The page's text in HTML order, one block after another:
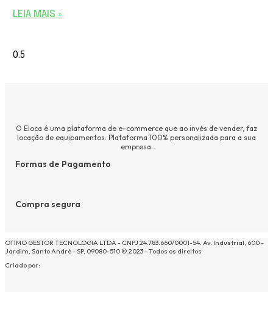
LEIA MAIS »
O Eloca é uma plataforma de e-commerce que ao invés de vender, faz
locação de equipamentos. Plataforma 100% personalizada para a sua
empresa.
Formas de Pagamento
Compra segura
OTIMO GESTOR TECNOLOGIA LTDA - CNPJ 24.783.660/0001-54. Av. Industrial, 600 -
Jardim, Santo André - SP, 09080-510 © 2023 - Todos os direitos
Criado por: